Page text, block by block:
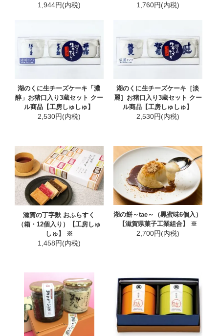
1,944円(内税) 1,760円(内税)
湖のくに生チーズケーキ「濃
醇」お猪口入り3蔵セット クー
ル商品【工房しゅしゅ】
2,530円(内税)
湖のくに生チーズケーキ［淡
麗］お猪口入り3蔵セット クー
ル商品【工房しゅしゅ】
2,530円(内税)
滋賀の丁字麩 おふらすく
（箱・12個入り）【工房しゅ
しゅ】 ※
1,458円(内税)
湖の餅～tae～（黒蜜味6個入）
【滋賀県菓子工業組合】 ※
2,700円(内税)